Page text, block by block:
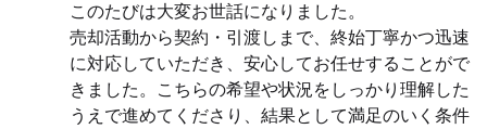
このたびは大変お世話になりました。
売却活動から契約・引渡しまで、終始丁寧かつ迅速
に対応していただき、安心してお任せすることがで
きました。こちらの希望や状況をしっかり理解した
うえで進めてくださり、結果として満足のいく条件